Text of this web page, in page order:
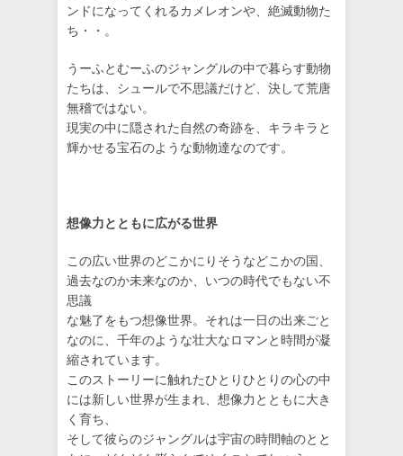
ンドになってくれるカメレオンや、絶滅動物た
ち・・。
うーふとむーふのジャングルの中で暮らす動物
たちは、シュールで不思議だけど、決して荒唐
無稽ではない。
現実の中に隠された自然の奇跡を、キラキラと
輝かせる宝石のような動物達なのです。
想像力とともに広がる世界
この広い世界のどこかにりそうなどこかの国、
過去なのか未来なのか、いつの時代でもない不
思議
な魅了をもつ想像世界。それは一日の出来ごと
なのに、千年のような壮大なロマンと時間が凝
縮されています。
このストーリーに触れたひとりひとりの心の中
には新しい世界が生まれ、想像力とともに大き
く育ち、
そして彼らのジャングルは宇宙の時間軸のとと